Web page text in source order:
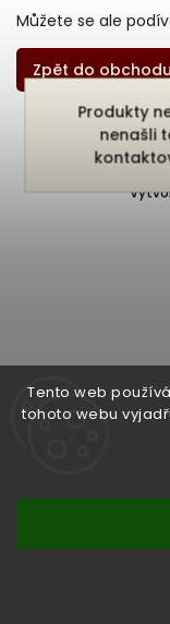
Tento web
tohoto webu
Produkty
nenašli
Můžete se ale
Zpět do obchodu
Copyright 2026